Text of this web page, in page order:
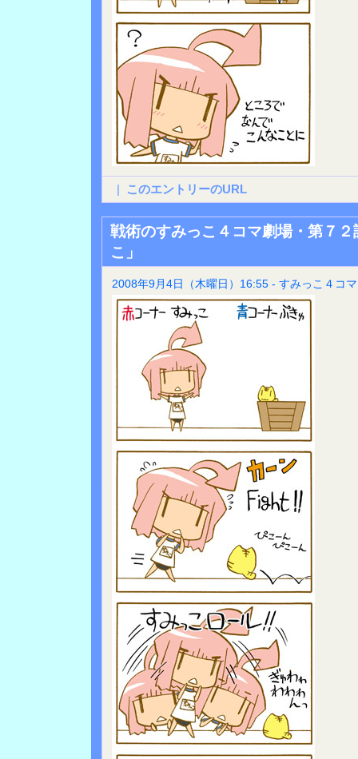
| このエントリーのURL
戦術のすみっこ４コマ劇場・第７
こ」
2008年9月4日（木曜日）16:55 - すみっこ４コマ